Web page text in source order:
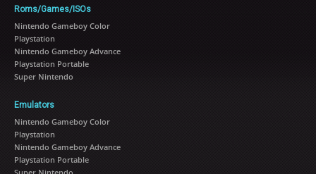
Roms/Games/ISOs
Nintendo Gameboy Color
Playstation
Nintendo Gameboy Advance
Playstation Portable
Super Nintendo
Emulators
Nintendo Gameboy Color
Playstation
Nintendo Gameboy Advance
Playstation Portable